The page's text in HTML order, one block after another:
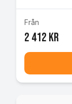
Från
2 412 kr